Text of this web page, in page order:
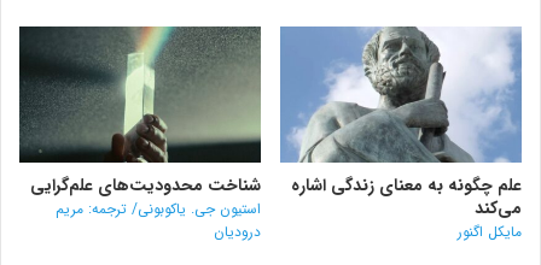
علم چگونه به معنای زندگی اشاره
می‌کند
مایکل اگنور
شناخت محدودیت‌های علم‌گرایی
استیون جی. یاکوبونی/ ترجمه: مریم
درودیان